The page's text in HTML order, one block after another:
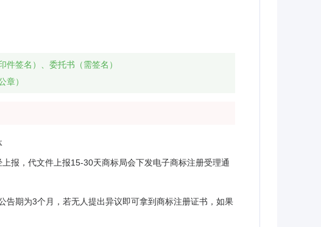
件签名）、委托书（需签名）
章）
报，代文件上报15-30天商标局会下发电子商标注册受理通
期为3个月，若无人提出异议即可拿到商标注册证书，如果